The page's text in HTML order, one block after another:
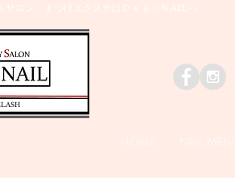
サロン、まつげエクステはＤｅａｒＮAILへ